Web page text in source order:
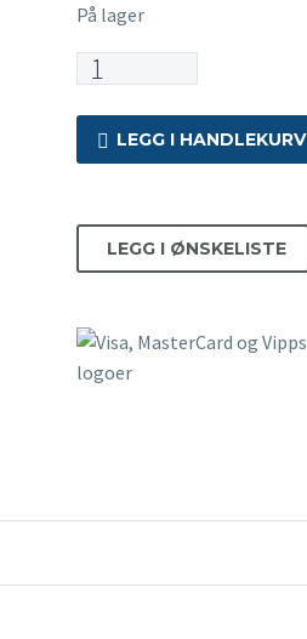
På lager
Lett
09
Timotei
LEGG I HANDLEKURV
LEGG I ØNSKELISTE